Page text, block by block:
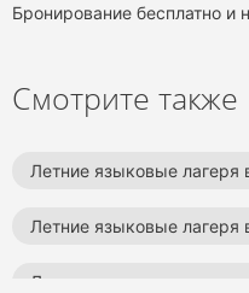
Бронирование бесплатно и
Смотрите также
Летние языковые лагеря
Летние языковые лагеря
Летние языковые лагеря